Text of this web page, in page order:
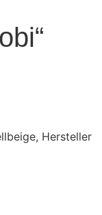
Hersteller